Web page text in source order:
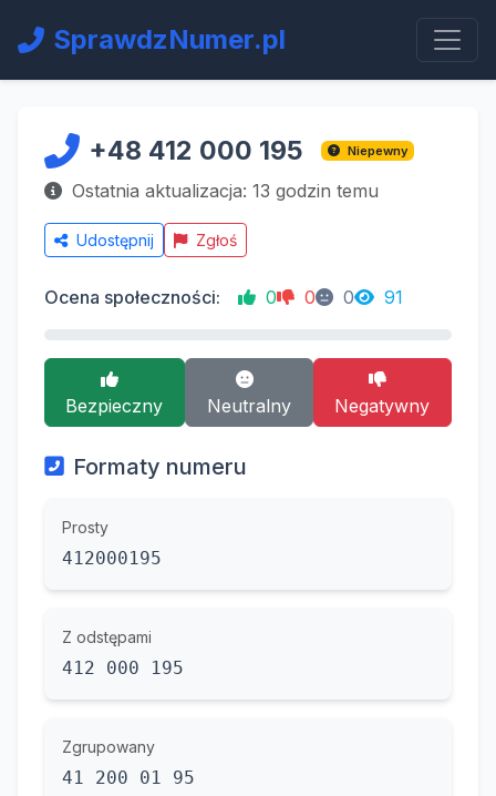
SprawdzNumer.pl
+48 412 000 195 Niepewny
Ostatnia aktualizacja: 13 godzin temu
Udostępnij Zgłoś
Ocena społeczności: 0 0 0 91
Bezpieczny Neutralny Negatywny
Formaty numeru
Prosty
412000195
Z odstępami
412 000 195
Zgrupowany
41 200 01 95